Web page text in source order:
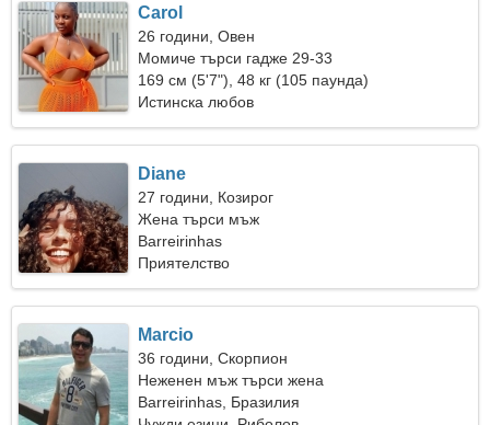
Carol
26 години, Овен
Момиче търси гадже 29-33
169 см (5'7"), 48 кг (105 паунда)
Истинска любов
Diane
27 години, Козирог
Жена търси мъж
Barreirinhas
Приятелство
Marcio
36 години, Скорпион
Неженен мъж търси жена
Barreirinhas, Бразилия